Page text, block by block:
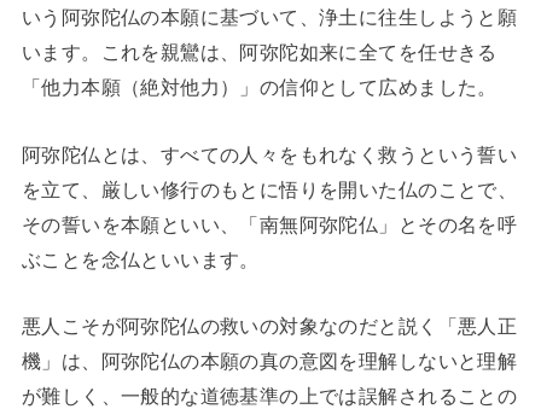
いう阿弥陀仏の本願に基づいて、浄土に往生しようと願
います。これを親鸞は、阿弥陀如来に全てを任せきる
「他力本願（絶対他力）」の信仰として広めました。
阿弥陀仏とは、すべての人々をもれなく救うという誓い
を立て、厳しい修行のもとに悟りを開いた仏のことで、
その誓いを本願といい、「南無阿弥陀仏」とその名を呼
ぶことを念仏といいます。
悪人こそが阿弥陀仏の救いの対象なのだと説く「悪人正
機」は、阿弥陀仏の本願の真の意図を理解しないと理解
が難しく、一般的な道徳基準の上では誤解されることの